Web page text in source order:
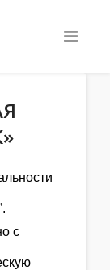
с